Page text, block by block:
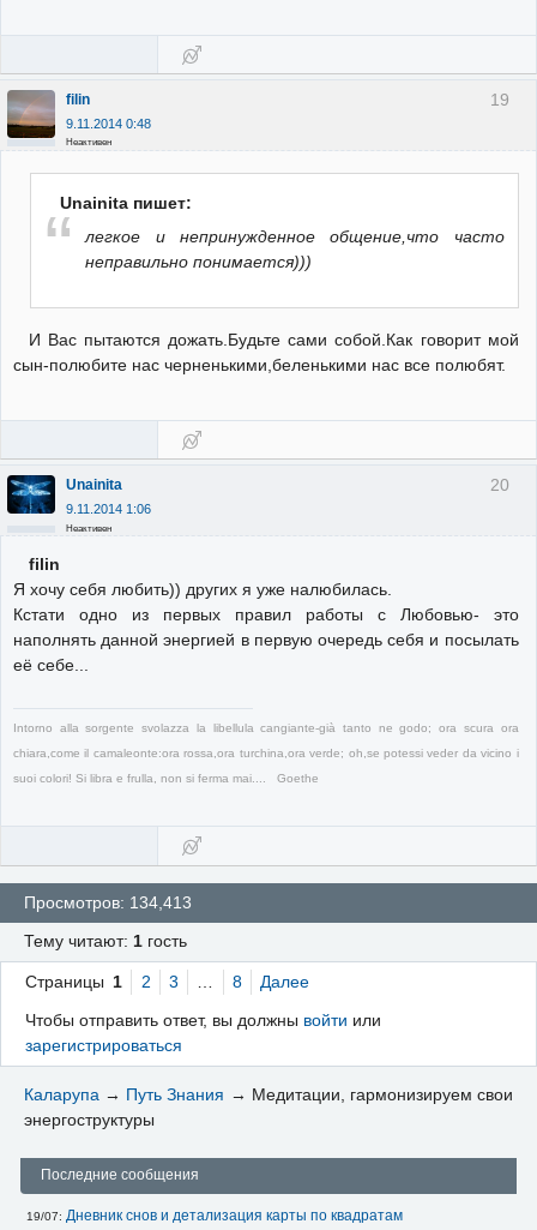
19
filin
9.11.2014 0:48
Неактивен
Unainita пишет:
легкое и непринужденное общение,что часто
неправильно понимается)))
И Вас пытаются дожать.Будьте сами собой.Как говорит мой
сын-полюбите нас черненькими,беленькими нас все полюбят.
20
Unainita
9.11.2014 1:06
Неактивен
filin
Я хочу себя любить)) других я уже налюбилась.
Кстати одно из первых правил работы с Любовью- это
наполнять данной энергией в первую очередь себя и посылать
её себе...
Intorno alla sorgente svolazza la libellula cangiante-già tanto ne godo; ora scura ora
chiara,come il camaleonte:ora rossa,ora turchina,ora verde; oh,se potessi veder da vicino i
suoi colori! Si libra e frulla, non si ferma mai.... Goethe
Просмотров: 134,413
Тему читают: 1 гость
Страницы 1 2 3 8 Далее
Чтобы отправить ответ, вы должны войти или
зарегистрироваться
Каларупа → Путь Знания → Медитации, гармонизируем свои
энергоструктуры
Последние сообщения
19/07: Дневник снов и детализация карты по квадратам